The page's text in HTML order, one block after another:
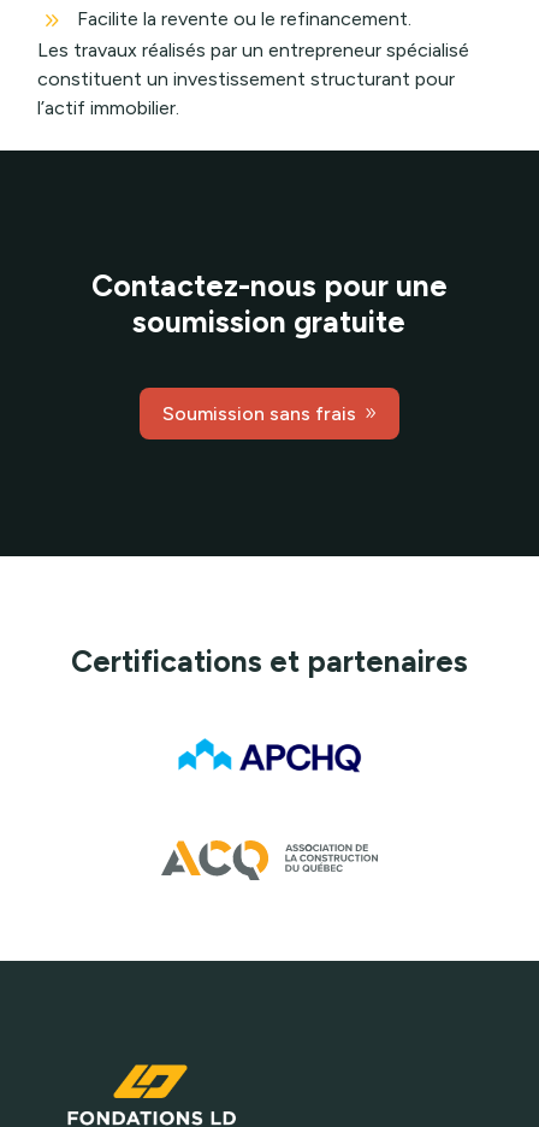
9
Facilite la revente ou le refinancement.
Les travaux réalisés par un entrepreneur spécialisé
constituent un investissement structurant pour
l’actif immobilier.
Contactez-nous pour une
soumission gratuite
Soumission sans frais
Certifications et partenaires